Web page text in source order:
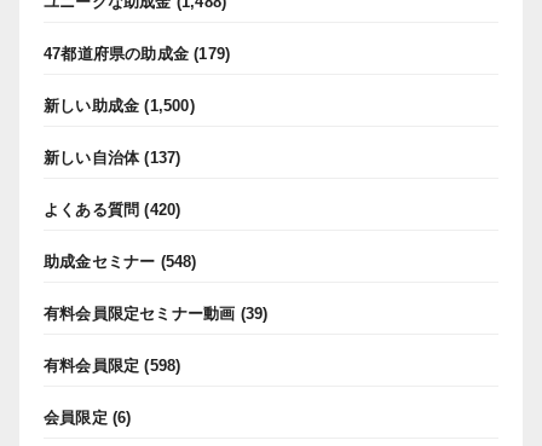
47都道府県の助成金 (179)
新しい助成金 (1,500)
新しい自治体(137)
よくある質問 (420)
助成金セミナー (548)
有料会員限定セミナー動画 (39)
有料会員限定 (598)
会員限定 (6)